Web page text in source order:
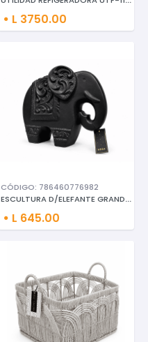
L 3750.00
CÓDIGO: 786460776982
ESCULTURA D/ELEFANTE GRANDE D/
L 645.00